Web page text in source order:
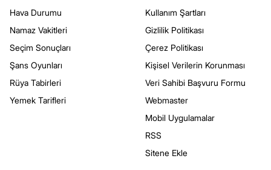
Hava Durumu
Namaz Vakitleri
Seçim Sonuçları
Şans Oyunları
Rüya Tabirleri
Yemek Tarifleri
Kullanım Şartları
Gizlilik Politikası
Çerez Politikası
Kişisel Verilerin Korunması
Veri Sahibi Başvuru Formu
Webmaster
Mobil Uygulamalar
RSS
Sitene Ekle